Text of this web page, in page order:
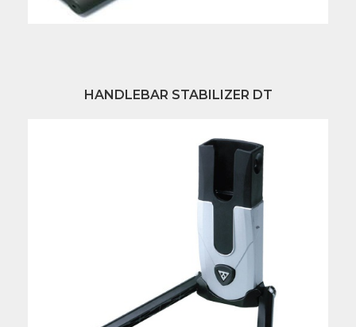
HANDLEBAR STABILIZER DT